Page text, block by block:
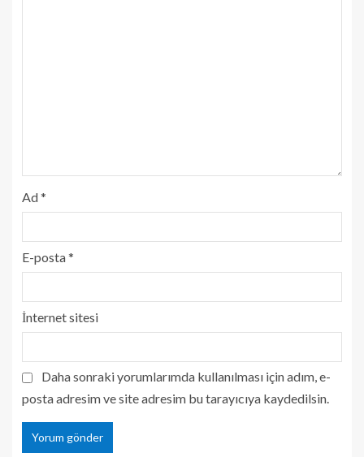
Ad*
E-posta*
İnternet sitesi
Daha sonraki yorumlarımda kullanılması için adım, e-
posta adresim ve site adresim bu tarayıcıya kaydedilsin.